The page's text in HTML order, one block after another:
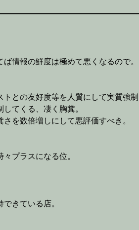
情報の鮮度は極めて悪くなるので。
との友好度等を人質にして実質強制
てくる、凄く胸糞。
を数倍増しにして悪評価すべき。
プラスになる位。
きている店。